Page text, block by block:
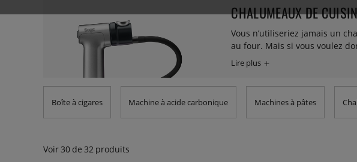
CHALUMEAUX DE
Vous n’utiliseriez jamais un
au four. Mais si vous voulez
Ils sont faciles à utiliser et
yaourts, des sauces
Boîte à cigares Machine à acide carbonique Machines à pâtes
Voir 30 de 32 produits